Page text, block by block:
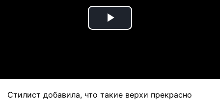
Play
Стилист добавила, что такие верхи прекрасно